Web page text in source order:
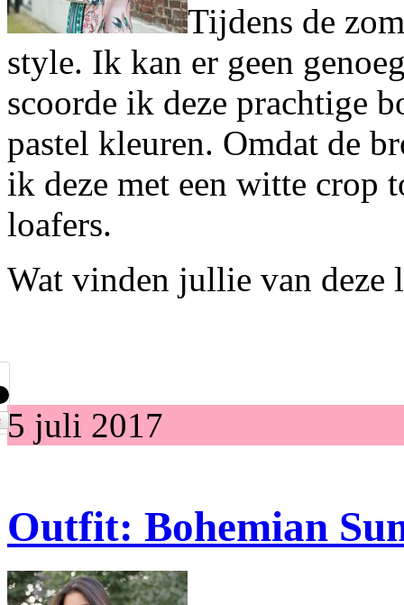
Tijdens de
style. Ik kan er geen
scoorde ik deze prachtige
pastel kleuren. Omdat de
ik deze met een witte
loafers.
Wat vinden jullie van deze
5 juli 2017
Outfit: Bohemian